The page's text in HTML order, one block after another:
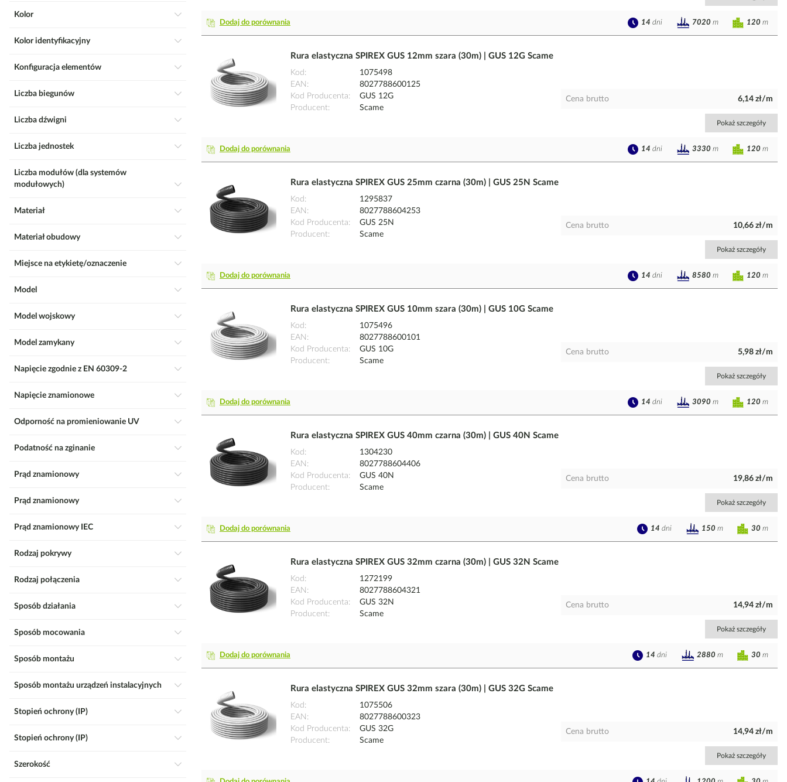
Dodaj do porównania 120 m
14 dni 7020 m
Rura elastyczna SPIREX GUS 12mm szara (30m) | GUS 12G Scame
Kod
1075498
EAN
8027788600125
Kod Producenta
GUS 12G
Producent
Scame
Cena brutto 6,14 zł/m
Pokaż szczegóły
Dodaj do porównania 120 m
14 dni 3330 m
Rura elastyczna SPIREX GUS 25mm czarna (30m) | GUS 25N Scame
Kod
1295837
EAN
8027788604253
Kod Producenta
GUS 25N
Producent
Scame
Cena brutto 10,66 zł/m
Pokaż szczegóły
Dodaj do porównania 120 m
14 dni 8580 m
Rura elastyczna SPIREX GUS 10mm szara (30m) | GUS 10G Scame
Kod
1075496
EAN
8027788600101
Kod Producenta
GUS 10G
Producent
Scame
Cena brutto 5,98 zł/m
Pokaż szczegóły
Dodaj do porównania 120 m
14 dni 3090 m
Rura elastyczna SPIREX GUS 40mm czarna (30m) | GUS 40N Scame
Kod
1304230
EAN
8027788604406
Kod Producenta
GUS 40N
Producent
Scame
Cena brutto 19,86 zł/m
Pokaż szczegóły
Dodaj do porównania 30 m
14 dni 150 m
Rura elastyczna SPIREX GUS 32mm czarna (30m) | GUS 32N Scame
Kod
1272199
EAN
8027788604321
Kod Producenta
GUS 32N
Producent
Scame
Cena brutto 14,94 zł/m
Pokaż szczegóły
Dodaj do porównania 30 m
14 dni 2880 m
Rura elastyczna SPIREX GUS 32mm szara (30m) | GUS 32G Scame
Kod
1075506
EAN
8027788600323
Kod Producenta
GUS 32G
Producent
Scame
Cena brutto 14,94 zł/m
Pokaż szczegóły
Kolor
Kolor identyfikacyjny
Konfiguracja elementów
Liczba biegunów
Liczba dźwigni
Liczba jednostek
Liczba modułów (dla systemów
modułowych)
Materiał
Materiał obudowy
Miejsce na etykietę/oznaczenie
Model
Model wojskowy
Model zamykany
Napięcie zgodnie z EN 60309-2
Napięcie znamionowe
Odporność na promieniowanie UV
Podatność na zginanie
Prąd znamionowy
Prąd znamionowy
Prąd znamionowy IEC
Rodzaj pokrywy
Rodzaj połączenia
Sposób działania
Sposób mocowania
Sposób montażu
Sposób montażu urządzeń instalacyjnych
Stopień ochrony (IP)
Stopień ochrony (IP)
Szerokość